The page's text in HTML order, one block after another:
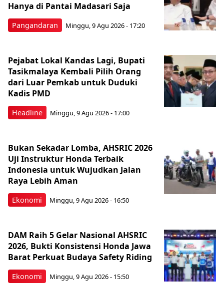
Pangandaran
Hanya di Pantai Madasari Saja
Minggu, 9 Agu 2026 - 17:20
Headline
Pejabat Lokal Kandas Lagi, Bupati
Tasikmalaya Kembali Pilih Orang
dari Luar Pemkab untuk Duduki
Kadis PMD
Minggu, 9 Agu 2026 - 17:00
Ekonomi
Bukan Sekadar Lomba, AHSRIC 2026
Uji Instruktur Honda Terbaik
Indonesia untuk Wujudkan Jalan
Raya Lebih Aman
Minggu, 9 Agu 2026 - 16:50
Ekonomi
DAM Raih 5 Gelar Nasional AHSRIC
2026, Bukti Konsistensi Honda Jawa
Barat Perkuat Budaya Safety Riding
Minggu, 9 Agu 2026 - 15:50